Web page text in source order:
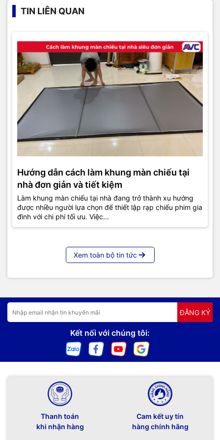
TIN LIÊN QUAN
Hướng dẫn cách làm khung màn chiếu tại
nhà đơn giản và tiết kiệm
Làm khung màn chiếu tại nhà đang trở thành xu hướng
được nhiều người lựa chọn để thiết lập rạp chiếu phim gia
đình với chi phí tối ưu. Việc...
Xem toàn bộ tin tức
ĐĂNG KÝ
Kết nối với chúng tôi:
Thanh toán
khi nhận hàng
Cam kết uy tín
hàng chính hãng